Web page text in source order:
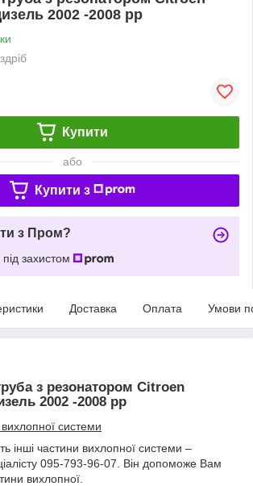
2002 -2008 рр
Купити
або
Купити з
з Пром?
захистом
Доставка Оплата Умови
з резонатором Citroen
2002 -2008 рр
системи
інші частини вихлопної системи –
095-793-96-07. Він допоможе Вам
вихлопної.